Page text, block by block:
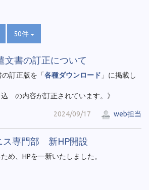
50件
文書の訂正について
訂正版を「各種ダウンロード 」に掲載し
込 の内容が訂正されています。》
2024/09/17 web担当
ス専門部 新HP開設
め、HPを一新いたしました。